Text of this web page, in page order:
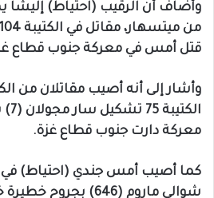
قتل أمس في معركة جنوب قطاع
معركة دارت جنوب قطاع غزة.
شوالي ماروم (646)